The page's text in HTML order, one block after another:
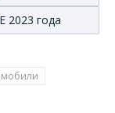
2023 года